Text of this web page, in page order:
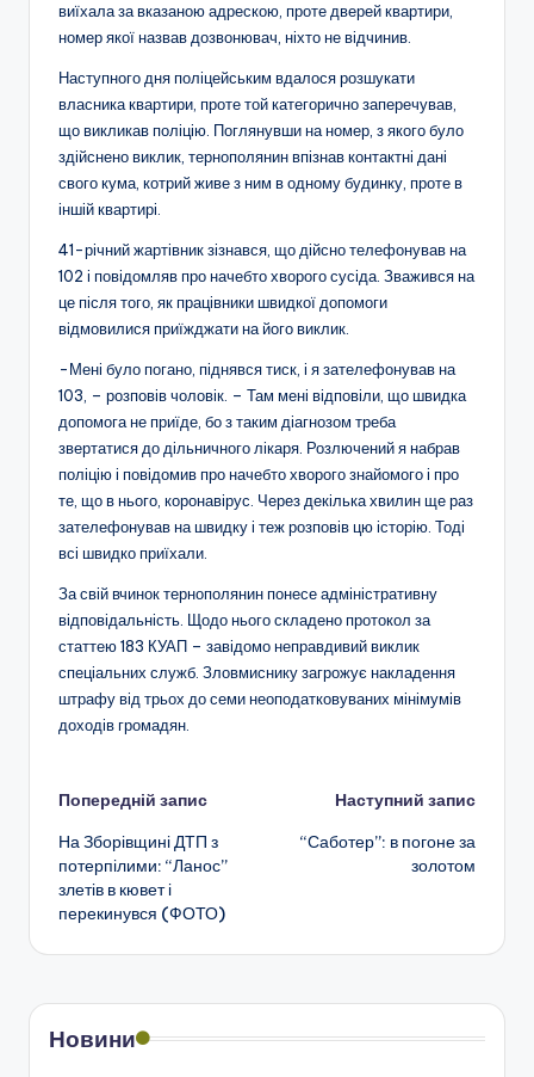
виїхала за вказаною адрескою, проте дверей квартири,
номер якої назвав дозвонювач, ніхто не відчинив.
Наступного дня поліцейським вдалося розшукати
власника квартири, проте той категорично заперечував,
що викликав поліцію. Поглянувши на номер, з якого було
здійснено виклик, тернополянин впізнав контактні дані
свого кума, котрий живе з ним в одному будинку, проте в
іншій квартирі.
41-річний жартівник зізнався, що дійсно телефонував на
102 і повідомляв про начебто хворого сусіда. Зважився на
це після того, як працівники швидкої допомоги
відмовилися приїжджати на його виклик.
-Мені було погано, піднявся тиск, і я зателефонував на
103, – розповів чоловік. – Там мені відповіли, що швидка
допомога не приїде, бо з таким діагнозом треба
звертатися до дільничного лікаря. Розлючений я набрав
поліцію і повідомив про начебто хворого знайомого і про
те, що в нього, коронавірус. Через декілька хвилин ще раз
зателефонував на швидку і теж розповів цю історію. Тоді
всі швидко приїхали.
За свій вчинок тернополянин понесе адміністративну
відповідальність. Щодо нього складено протокол за
статтею 183 КУАП – завідомо неправдивий виклик
спеціальних служб. Зловмиснику загрожує накладення
штрафу від трьох до семи неоподатковуваних мінімумів
доходів громадян.
Навігація
по
запису
Попередній запис
На Зборівщині ДТП з
потерпілими: “Ланос”
злетів в кювет і
перекинувся (ФОТО)
Наступний запис
“Саботер”: в погоне за
золотом
Новини